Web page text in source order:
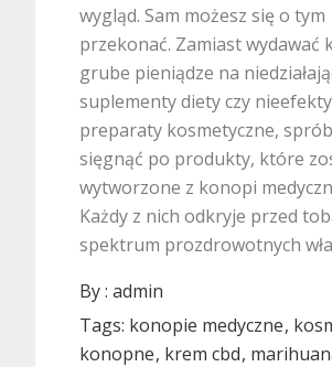
wygląd. Sam możesz się o tym
przekonać. Zamiast wydawać
grube pieniądze na
suplementy diety czy
preparaty kosmetyczne,
sięgnąć po produkty, które
wytworzone z konopi
Każdy z nich odkryje przed
spektrum prozdrowotnych
By :admin
Tags: konopie medyczne
konopne krem cbd